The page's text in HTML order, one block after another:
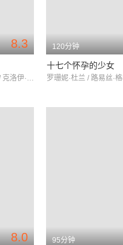
8.3
让·雷诺 / 安娜·加列娜 / 克洛伊·茹阿内
120分钟
十七个怀孕的少女
8.0 95分钟